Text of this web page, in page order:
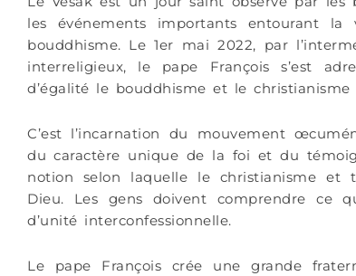
les événements importants entourant
bouddhisme. Le 1er mai 2022, par
interreligieux, le pape François s’est
d’égalité le bouddhisme et le
C’est l’incarnation du mouvement
du caractère unique de la foi et du
notion selon laquelle le christianisme et
Dieu. Les gens doivent comprendre ce
d’unité interconfessionnelle.
Le pape François crée une grande